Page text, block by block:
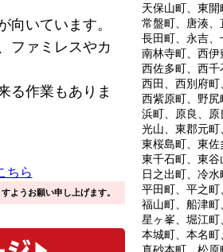
いています。
ファミレスやカ
る作業もありま
ようお願い申し上げます。
天保山町、東開
常盤町、唐湊、
長田町、永吉、
南林寺町、西伊
西佐多町、西千
西田、西別府町
西紫原町、野尻
浜町、原良、原
光山、東郡元町
東桜島町、東佐
東千石町、東谷
日之出町、冷水
平田町、平之町
福山町、船津町
星ヶ峯、堀江町
本城町、本名町